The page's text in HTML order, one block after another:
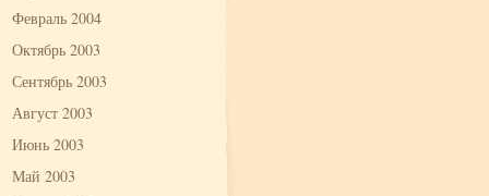
Февраль 2004
Октябрь 2003
Сентябрь 2003
Август 2003
Июнь 2003
Май 2003